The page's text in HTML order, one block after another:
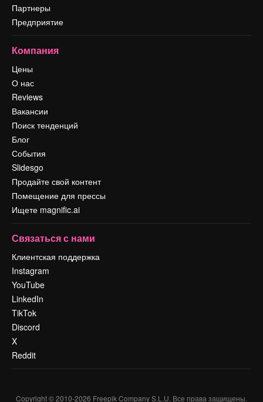
Партнеры
Предприятие
Компания
Цены
О нас
Reviews
Вакансии
Поиск тенденций
Блог
События
Slidesgo
Продайте свой контент
Помещение для прессы
Ищете magnific.ai
Связаться с нами
Клиентская поддержка
Instagram
YouTube
LinkedIn
TikTok
Discord
X
Reddit
Copyright © 2010-2026 Freepik Company S.L.U. Все права защищены.